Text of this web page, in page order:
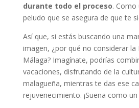
durante todo el proceso. Como
peludo que se asegura de que te
Así que, si estás buscando una
imagen, ¿por qué no considerar la
Málaga? Imagínate, podrías
vacaciones, disfrutando de la
malagueña, mientras te das ese
rejuvenecimiento. ¡Suena como